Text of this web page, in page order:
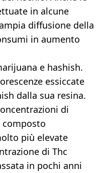
in alcune
diffusione della
in aumento
e hashish.
essiccate
dalla sua resina.
di
composto
più elevate
di Thc
in pochi anni